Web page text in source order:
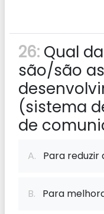
26: Qual
são/são
(sistema
de
A. Para reduzir
B. Para